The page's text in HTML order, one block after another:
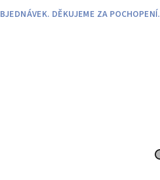
DĚKUJEME ZA POCHOPENÍ.